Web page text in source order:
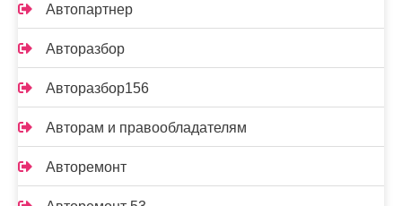
Автопартнер
Авторазбор
Авторазбор156
Авторам и правообладателям
Авторемонт